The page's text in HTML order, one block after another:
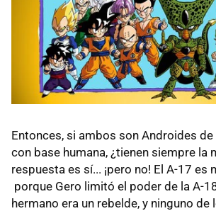
Entonces, si ambos son Androides
con base humana, ¿tienen siempre la
respuesta es sí... ¡pero no! El A-17 es
porque Gero limitó el poder de la A-
hermano era un rebelde, y ninguno